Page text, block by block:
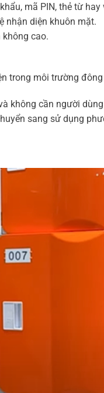
mã PIN, thẻ từ hay
nhận diện khuôn mặt.
cao.
trong môi trường
không cần người
sang sử dụng